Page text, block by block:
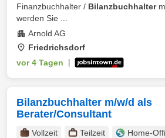
Finanzbuchhalter / Bilanzbuchhalter
werden Sie ...
Arnold AG
Friedrichsdorf
vor 4 Tagen
Bilanzbuchhalter m/w/d als
Berater/Consultant
Vollzeit Teilzeit Home-